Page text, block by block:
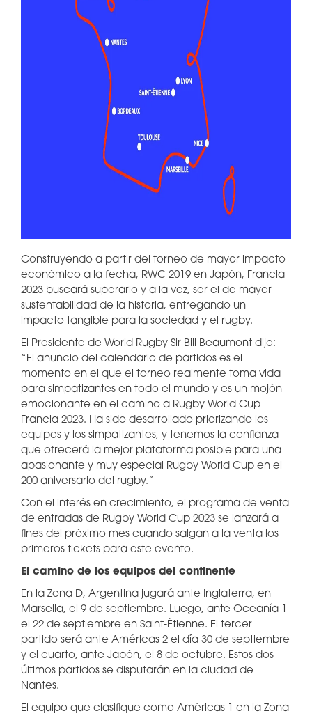
Construyendo a partir del torneo de mayor impacto
económico a la fecha, RWC 2019 en Japón, Francia
2023 buscará superarlo y a la vez, ser el de mayor
sustentabilidad de la historia, entregando un
impacto tangible para la sociedad y el rugby.
El Presidente de World Rugby Sir Bill Beaumont dijo:
“El anuncio del calendario de partidos es el
momento en el que el torneo realmente toma vida
para simpatizantes en todo el mundo y es un mojón
emocionante en el camino a Rugby World Cup
Francia 2023. Ha sido desarrollado priorizando los
equipos y los simpatizantes, y tenemos la confianza
que ofrecerá la mejor plataforma posible para una
apasionante y muy especial Rugby World Cup en el
200 aniversario del rugby.”
Con el interés en crecimiento, el programa de venta
de entradas de Rugby World Cup 2023 se lanzará a
fines del próximo mes cuando salgan a la venta los
primeros tickets para este evento.
El camino de los equipos del continente
En la Zona D, Argentina jugará ante Inglaterra, en
Marsella, el 9 de septiembre. Luego, ante Oceanía 1
el 22 de septiembre en Saint-Étienne. El tercer
partido será ante Américas 2 el día 30 de septiembre
y el cuarto, ante Japón, el 8 de octubre. Estos dos
últimos partidos se disputarán en la ciudad de
Nantes.
El equipo que clasifique como Américas 1 en la Zona